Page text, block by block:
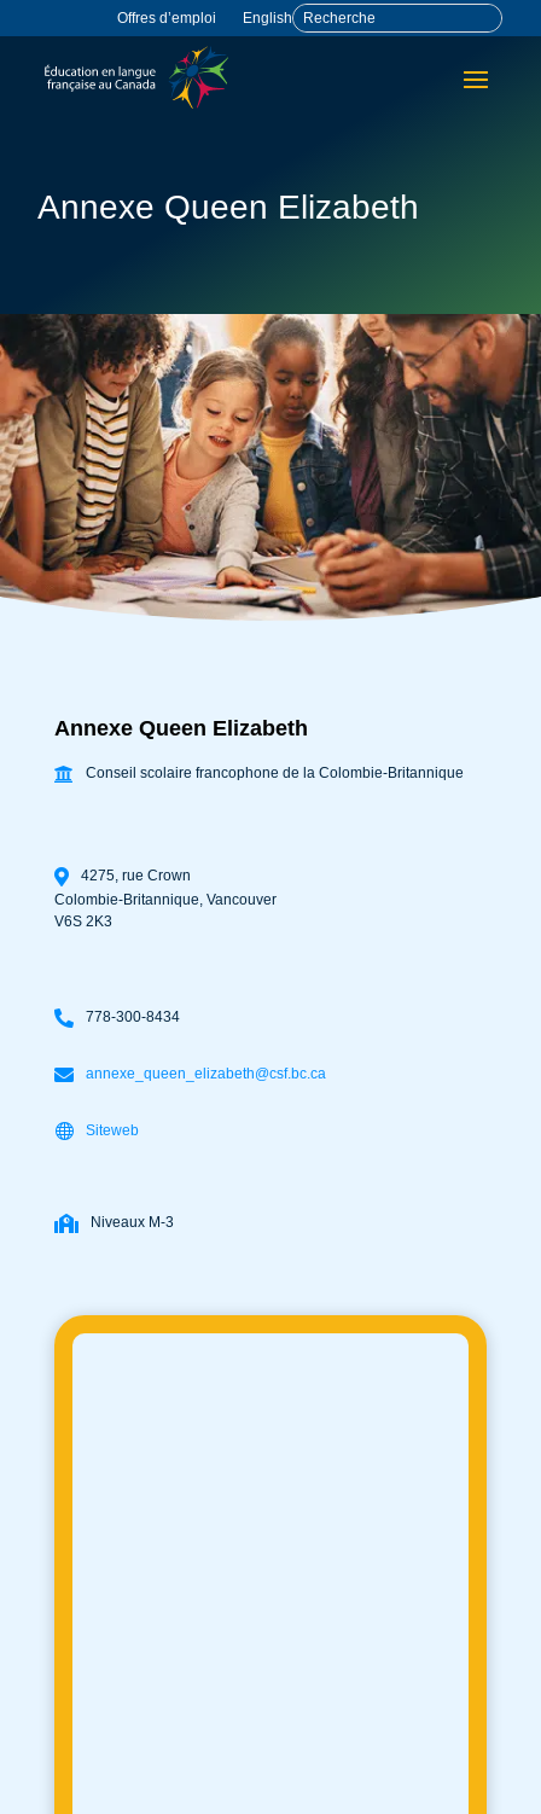
Offres d’emploi English
Annexe Queen Elizabeth
Annexe Queen Elizabeth
Conseil scolaire francophone de la Colombie-Britannique
4275, rue Crown
Colombie-Britannique, Vancouver
V6S 2K3
778-300-8434
annexe_queen_elizabeth@csf.bc.ca
Siteweb
Niveaux M-3